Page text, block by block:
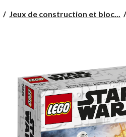
Jeux de construction et bloc...